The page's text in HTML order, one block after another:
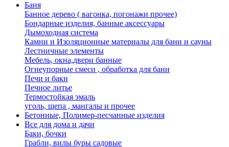
Баня
Банное дерево ( вагонка, погонажи прочее)
Бондарные изделия, банные аксессуары
Дымоходная система
Камни и Изоляционные материалы для бани и сауны
Лестничные элементы
Мебель, окна,двери банные
Огнеупорные смеси , обработка для бани
Печи и баки
Печное литье
Термостойкая эмаль
уголь, щепа , мангалы и прочее
Бетонные, Полимер-песчанные изделия
Все для дома и дачи
Баки, бочки
Грабли, вилы буры садовые